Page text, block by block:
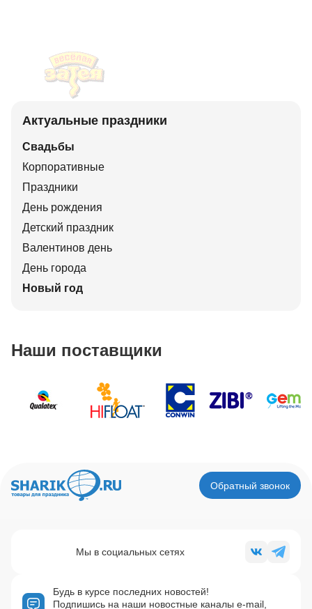
Актуальные праздники
Свадьбы
Корпоративные
Праздники
День рождения
Детский праздник
Валентинов день
День города
Новый год
Наши поставщики
Обратный звонок
Будь в курсе последних новостей!
Подпишись на наши новостные каналы e-mail,
Мы в социальных сетях